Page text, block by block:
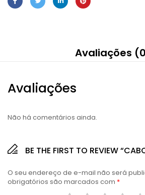
Avaliações
Avaliações
Não há comentários ainda.
BE THE FIRST TO REVIEW
O seu endereço de e-mail não será
obrigatórios são marcados com *